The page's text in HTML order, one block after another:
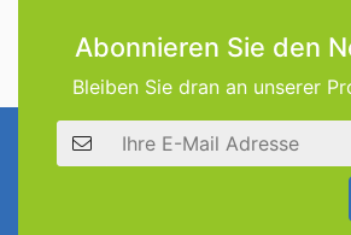
Abonnieren Sie den
Bleiben Sie dran an unserer
E-Mail Adresse